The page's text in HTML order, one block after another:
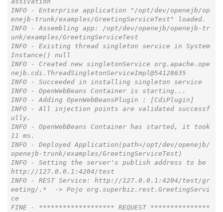
INFO - Enterprise application "/opt/dev/openejb/op
enejb-trunk/examples/GreetingServiceTest" loaded.
INFO - Assembling app: /opt/dev/openejb/openejb-tr
unk/examples/GreetingServiceTest
INFO - Existing thread singleton service in System
Instance() null
INFO - Created new singletonService org.apache.ope
nejb.cdi.ThreadSingletonServiceImpl@54128635
INFO - Succeeded in installing singleton service
INFO - OpenWebBeans Container is starting...
INFO - Adding OpenWebBeansPlugin : [CdiPlugin]
INFO - All injection points are validated successf
ully.
INFO - OpenWebBeans Container has started, it took
11 ms.
INFO - Deployed Application(path=/opt/dev/openejb/
openejb-trunk/examples/GreetingServiceTest)
INFO - Setting the server's publish address to be
http://127.0.0.1:4204/test
INFO - REST Service: http://127.0.0.1:4204/test/gr
eeting/.*  -> Pojo org.superbiz.rest.GreetingServi
ce
FINE - ******************* REQUEST ***************